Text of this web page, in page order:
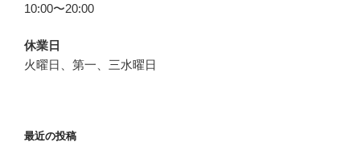
10:00〜20:00
休業日
火曜日、第一、三水曜日
最近の投稿